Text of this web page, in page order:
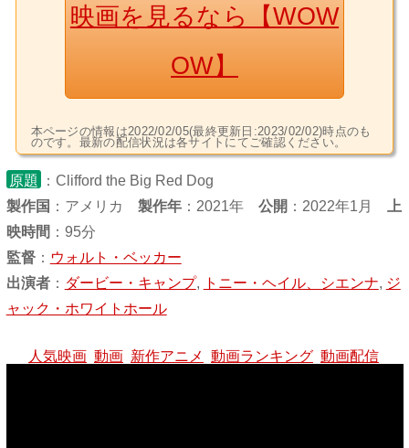
映画を見るなら【WOW
OW】
本ページの情報は2022/02/05(最終更新日:2023/02/02)時点のも
のです。最新の配信状況は各サイトにてご確認ください。
原題
：Clifford the Big Red Dog
製作国 ： アメリカ 製作年：2021年 公開 ：2022年1月
上
映時間 ：95分
監督： ウォルト・ベッカー
出演者： ダービー・キャンプ, トニー・ヘイル、シエンナ, ジ
ャック・ホワイトホール
人気映画 動画 新作アニメ 動画ランキング 動画配信